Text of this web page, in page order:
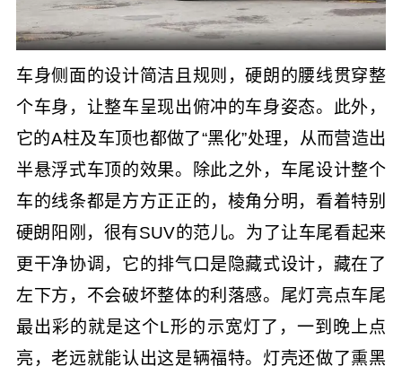
车身侧面的设计简洁且规则，硬朗的腰线贯穿整
个车身，让整车呈现出俯冲的车身姿态。此外，
它的A柱及车顶也都做了“黑化”处理，从而营造出
半悬浮式车顶的效果。除此之外，车尾设计整个
车的线条都是方方正正的，棱角分明，看着特别
硬朗阳刚，很有SUV的范儿。为了让车尾看起来
更干净协调，它的排气口是隐藏式设计，藏在了
左下方，不会破坏整体的利落感。尾灯亮点车尾
最出彩的就是这个L形的示宽灯了，一到晚上点
亮，老远就能认出这是辆福特。灯壳还做了熏黑